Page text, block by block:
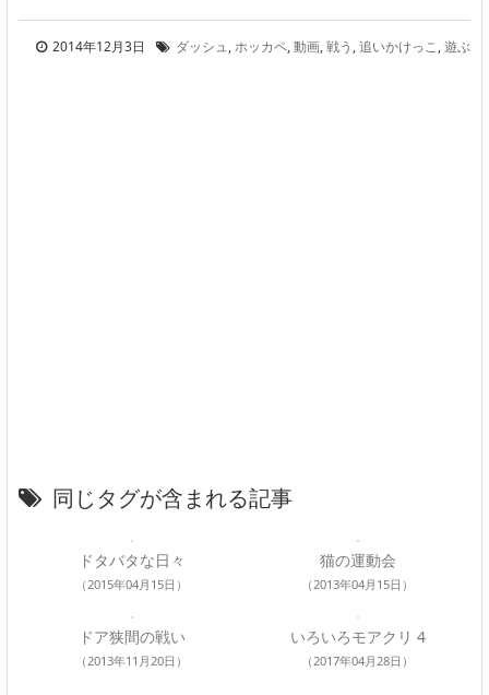
2014年12月3日 ダッシュ,ホッカペ,動画,戦う ,追いかけっこ ,遊ぶ
同じタグが含まれる記事
ドタバタな日々
（2015年04月15日）
猫の運動会
（2013年04月15日）
ドア狭間の戦い
（2013年11月20日）
いろいろモアクリ 4
（2017年04月28日）